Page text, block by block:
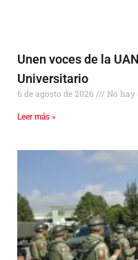
Unen voces de la
Universitario
6 de agosto de 2026 No hay
Leer más »